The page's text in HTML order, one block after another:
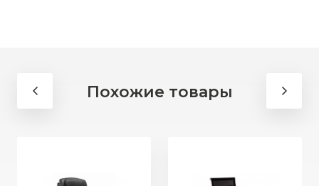
Похожие товары